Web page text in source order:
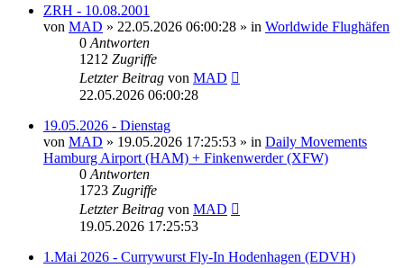
ZRH - 10.08.2001
von MAD » 22.05.2026 06:00:28 » in Worldwide Flughäfen
0 Antworten
1212 Zugriffe
Letzter Beitrag von MAD
22.05.2026 06:00:28
19.05.2026 - Dienstag
von MAD » 19.05.2026 17:25:53 » in Daily Movements
Hamburg Airport (HAM) + Finkenwerder (XFW)
0 Antworten
1723 Zugriffe
Letzter Beitrag von MAD
19.05.2026 17:25:53
1.Mai 2026 - Currywurst Fly-In Hodenhagen (EDVH)